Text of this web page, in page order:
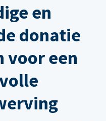
en
donatie
een